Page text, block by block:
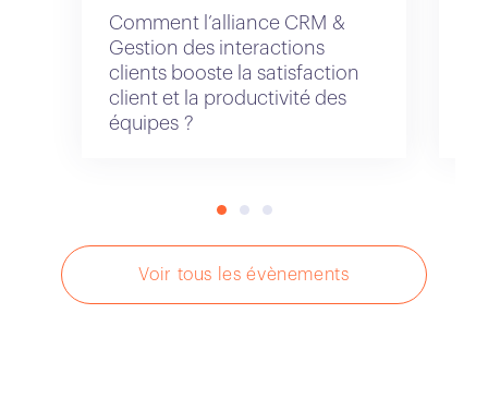
Comment l’alliance CRM &
Gestion des interactions
clients booste la satisfaction
client et la productivité des
équipes ?
Voir tous les évènements